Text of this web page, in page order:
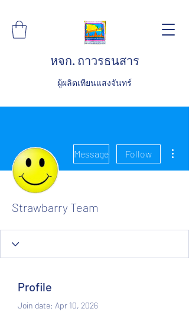
หจก. ถาวรธนสาร
ผู้ผลิตเทียนแสงจันทร์
Message Follow
Strawbarry Team
Profile
Join date: Apr 10, 2026